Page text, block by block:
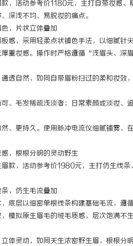
活动参考价1180元，主打自带妆感、
深浅不均、易脱妆的痛点。
，片状立体叠加
，采用轻柔点状铺色手法，以细腻针
厚重妆感。操作时严格遵循“浅眉头、
自然，如同自带眉粉扫过的柔和妆效
毛发稀疏浅淡者；日常素颜或淡妆、
更持久。使用脉冲电流仪细腻铺雾，
，根根分明的灵动野生
，活动参考价1980元，主打仿生线条
，仿生毛流叠加
层以细密单根线条构建基础毛流，遵
模拟原生眉毛的绒毛质感，层次饱满
灵动，如同天生浓密野生眉，根根分
学点靠谱 锡条，焊锡球，焊锡丝
6337锡条，巨一，焊锡